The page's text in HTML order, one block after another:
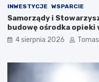
INWESTYCJE WSPARCIE
Samorządy i
budowę ośrodka
4 sierpnia 2026